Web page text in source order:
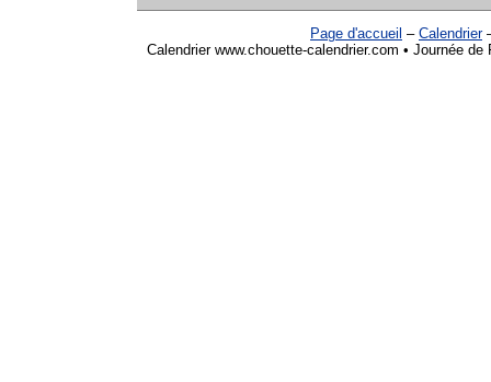
Page d'accueil – Calendrier
Calendrier www.chouette-calendrier.com • Journée